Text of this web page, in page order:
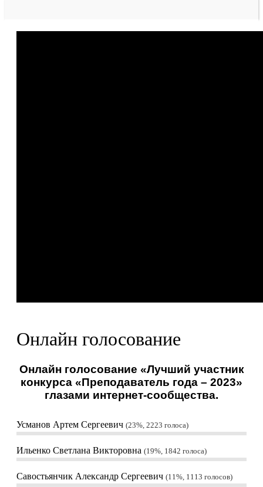
Онлайн голосование
Онлайн голосование «Лучший участник
конкурса «Преподаватель года – 2023»
глазами интернет-сообщества.
Усманов Артем Сергеевич 23%, 2223 голоса
Ильенко Светлана Викторовна 19%, 1842 голоса
Савостьянчик Александр Сергеевич 11%, 1113 голосов